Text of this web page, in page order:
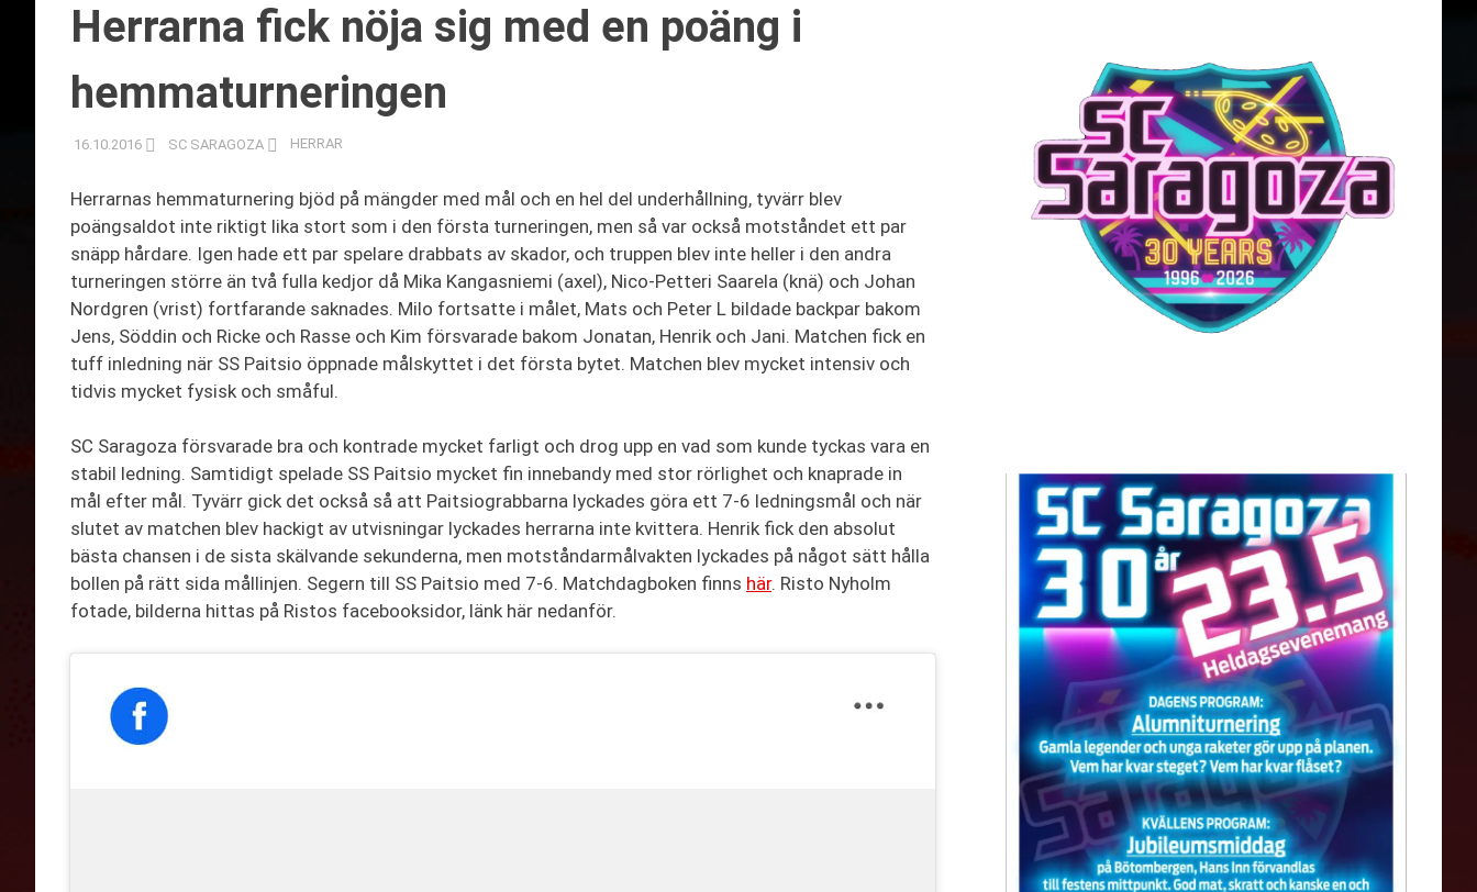
Herrarna fick nöja sig med en poäng i
hemmaturneringen
16.10.2016 SC SARAGOZA HERRAR
Herrarnas hemmaturnering bjöd på mängder med mål och en hel del underhållning, tyvärr blev
poängsaldot inte riktigt lika stort som i den första turneringen, men så var också motståndet ett par
snäpp hårdare. Igen hade ett par spelare drabbats av skador, och truppen blev inte heller i den andra
turneringen större än två fulla kedjor då Mika Kangasniemi (axel), Nico-Petteri Saarela (knä) och Johan
Nordgren (vrist) fortfarande saknades. Milo fortsatte i målet, Mats och Peter L bildade backpar bakom
Jens, Söddin och Ricke och Rasse och Kim försvarade bakom Jonatan, Henrik och Jani. Matchen fick en
tuff inledning när SS Paitsio öppnade målskyttet i det första bytet. Matchen blev mycket intensiv och
tidvis mycket fysisk och småful.
SC Saragoza försvarade bra och kontrade mycket farligt och drog upp en vad som kunde tyckas vara en
stabil ledning. Samtidigt spelade SS Paitsio mycket fin innebandy med stor rörlighet och knaprade in
mål efter mål. Tyvärr gick det också så att Paitsiograbbarna lyckades göra ett 7-6 ledningsmål och när
slutet av matchen blev hackigt av utvisningar lyckades herrarna inte kvittera. Henrik fick den absolut
bästa chansen i de sista skälvande sekunderna, men motståndarmålvakten lyckades på något sätt hålla
bollen på rätt sida mållinjen. Segern till SS Paitsio med 7-6. Matchdagboken finns här. Risto Nyholm
fotade, bilderna hittas på Ristos facebooksidor, länk här nedanför.